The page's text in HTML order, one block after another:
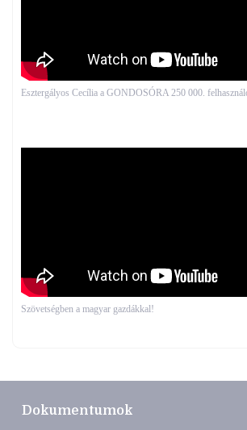
Esztergályos Cecília a GONDOSÓRA 250 000.
Szövetségben a magyar gazdákkal!
Dokumentumok